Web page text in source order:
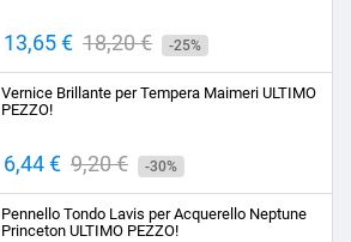
Prezzo
13,65 € Prezzo
base
18,20 € -25%
Vernice Brillante per Tempera Maimeri ULTIMO
PEZZO!
Prezzo
6,44 € Prezzo
base
9,20 € -30%
Pennello Tondo Lavis per Acquerello Neptune
Princeton ULTIMO PEZZO!